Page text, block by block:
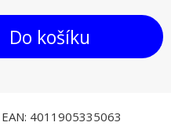
Do košíku
EAN: 4011905335063